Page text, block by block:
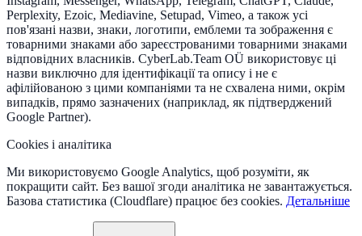
Perplexity, Ezoic, Mediavine, Setupad, Vimeo, а також усі
пов'язані назви, знаки, логотипи, емблеми та зображення є
товарними знаками або зареєстрованими товарними знаками
відповідних власників. CyberLab.Team OÜ використовує ці
назви виключно для ідентифікації та опису і не є
афілійованою з цими компаніями та не схвалена ними, окрім
випадків, прямо зазначених (наприклад, як підтверджений
Google Partner).
Cookies і аналітика
Ми використовуємо Google Analytics, щоб розуміти, як
покращити сайт. Без вашої згоди аналітика не завантажується.
Базова статистика (Cloudflare) працює без cookies. Детальніше